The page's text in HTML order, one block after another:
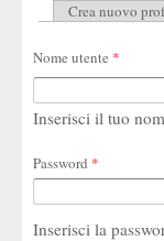
Schede
Crea nuovo
Nome utente *
Inserisci il tuo
Password *
Inserisci la